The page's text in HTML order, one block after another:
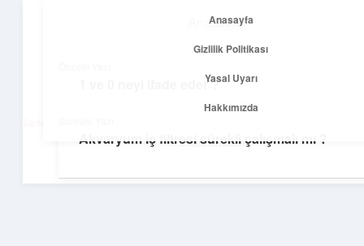
Anasayfa
Yasal Uyarı
Hakkımızda
Net Fikirler Dünyası
1 ve 0 neyi ifade eder ?
Akvaryum iç filtresi sürekli çalışmalı mı ?
Anasayfa
Gizlilik Politikası
Yasal Uyarı
Hakkımızda